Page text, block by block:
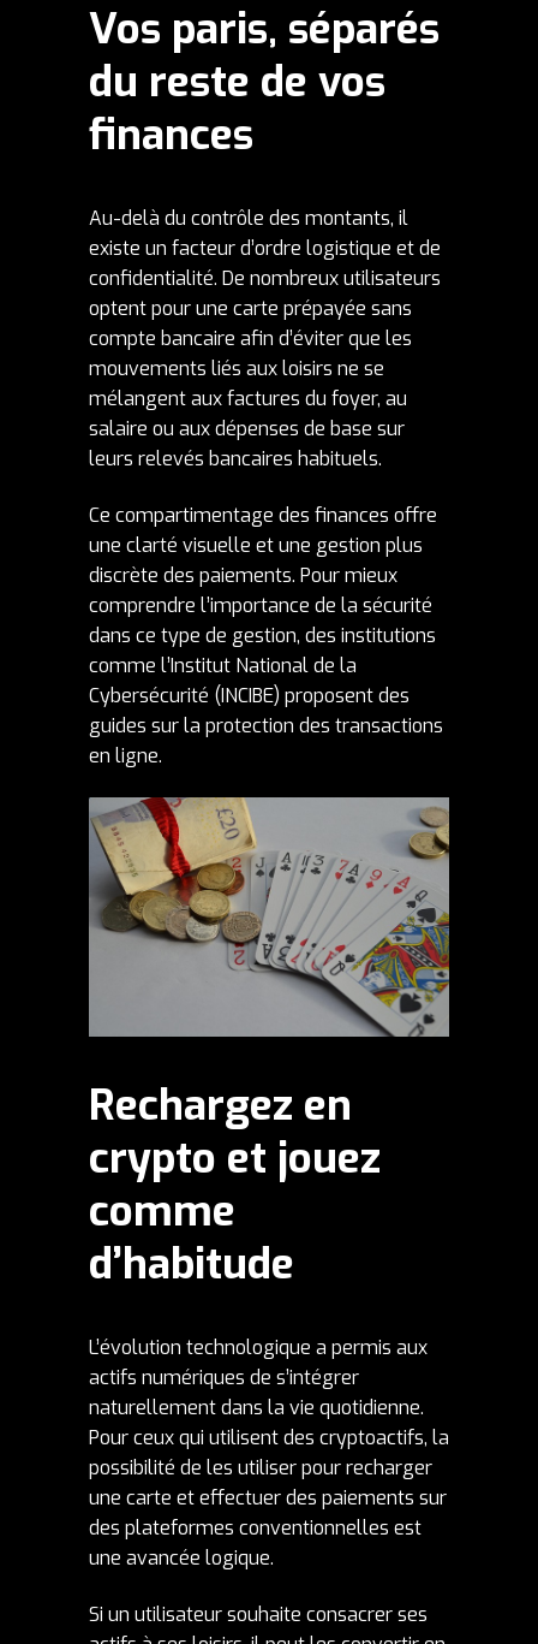
Vos paris, séparés
du reste de vos
finances
Au-delà du contrôle des montants, il
existe un facteur d’ordre logistique et de
confidentialité. De nombreux utilisateurs
optent pour une carte prépayée sans
compte bancaire afin d’éviter que les
mouvements liés aux loisirs ne se
mélangent aux factures du foyer, au
salaire ou aux dépenses de base sur
leurs relevés bancaires habituels.
Ce compartimentage des finances offre
une clarté visuelle et une gestion plus
discrète des paiements. Pour mieux
comprendre l’importance de la sécurité
dans ce type de gestion, des institutions
comme l’Institut National de la
Cybersécurité (INCIBE) proposent des
guides sur la protection des transactions
en ligne.
Rechargez en
crypto et jouez
comme
d’habitude
L’évolution technologique a permis aux
actifs numériques de s’intégrer
naturellement dans la vie quotidienne.
Pour ceux qui utilisent des cryptoactifs, la
possibilité de les utiliser pour recharger
une carte et effectuer des paiements sur
des plateformes conventionnelles est
une avancée logique.
Si un utilisateur souhaite consacrer ses